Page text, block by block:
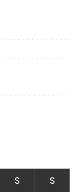
S
S